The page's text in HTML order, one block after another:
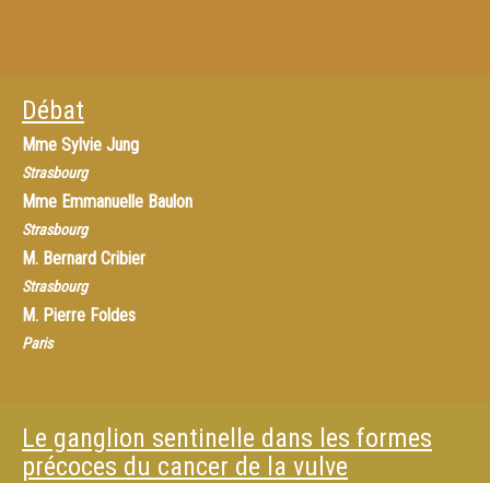
Débat
Mme Sylvie Jung
Strasbourg
Mme Emmanuelle Baulon
Strasbourg
M. Bernard Cribier
Strasbourg
M. Pierre Foldes
Paris
Le ganglion sentinelle dans les formes
précoces du cancer de la vulve